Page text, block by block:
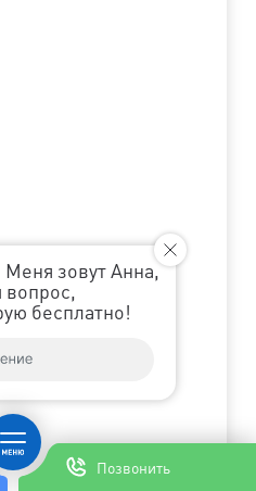
Позвонить
Меня зовут Анна,
бесплатно!